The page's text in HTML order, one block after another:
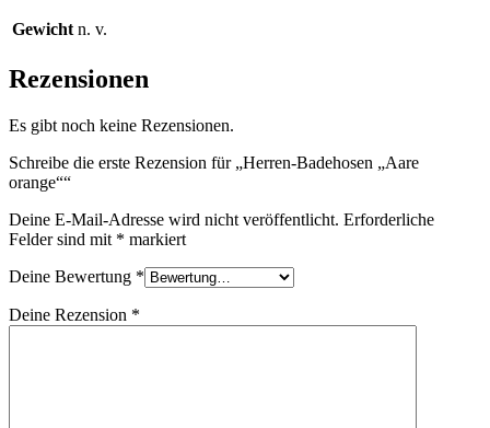
Gewicht n. v.
Rezensionen
Es gibt noch keine Rezensionen.
Schreibe die erste Rezension für „Herren-Badehosen „Aare
orange““
Deine E-Mail-Adresse wird nicht veröffentlicht. Erforderliche
Felder sind mit * markiert
Deine Bewertung *
Deine Rezension *